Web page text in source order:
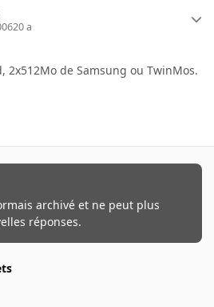
20 a
2x512Mo de Samsung ou TwinMos.
archivé et ne peut plus
réponses.